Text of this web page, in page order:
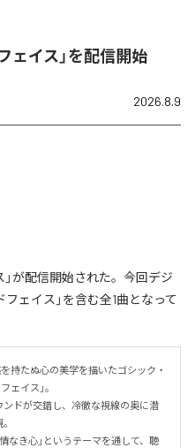
ェイス」を配信開始
2026.8.9
が配信開始された。今回デジ
ェイス」を含む全1曲となって
持たぬ心の美学を描いたゴシック・
ェイス」。
ドが交錯し、冷徹な視線の奥に潜
なき心」というテーマを通して、聴